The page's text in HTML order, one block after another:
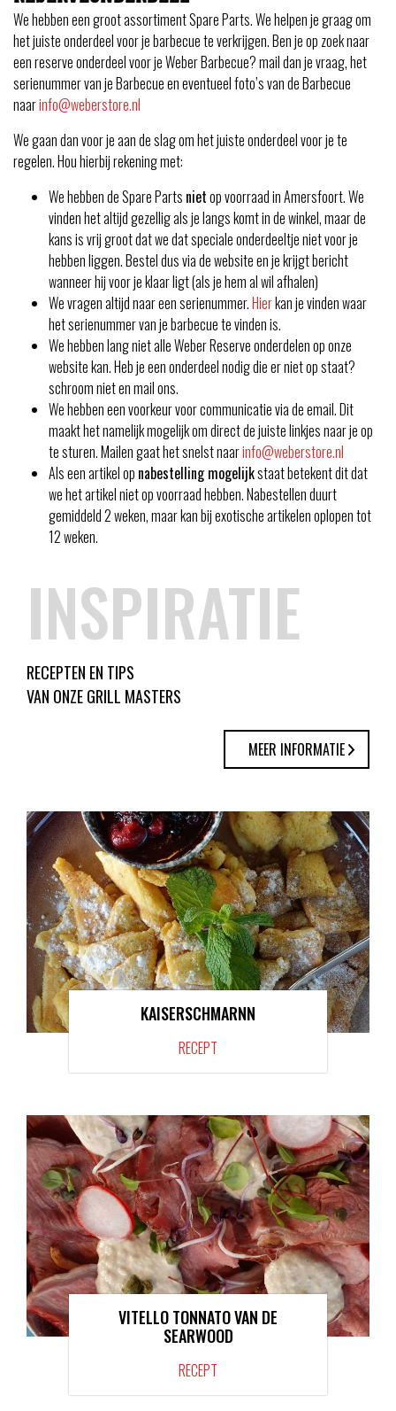
We hebben een groot assortiment Spare Parts. We helpen je graag om
het juiste onderdeel voor je barbecue te verkrijgen. Ben je op zoek naar
een reserve onderdeel voor je Weber Barbecue? mail dan je vraag, het
serienummer van je Barbecue en eventueel foto’s van de Barbecue
naarinfo@weberstore.nl
We gaan dan voor je aan de slag om het juiste onderdeel voor je te
regelen. Hou hierbij rekening met:
We hebben de Spare Parts nietop voorraad in Amersfoort. We
vinden het altijd gezellig als je langs komt in de winkel, maar de
kans is vrij groot dat we dat speciale onderdeeltje niet voor je
hebben liggen. Bestel dus via de website en je krijgt bericht
wanneer hij voor je klaar ligt (als je hem al wil afhalen)
We vragen altijd naar een serienummer.Hierkan je vinden waar
het serienummer van je barbecue te vinden is.
We hebben lang niet alle Weber Reserve onderdelen op onze
website kan. Heb je een onderdeel nodig die er niet op staat?
schroom niet en mail ons.
We hebben een voorkeur voor communicatie via de email. Dit
maakt het namelijk mogelijk om direct de juiste linkjes naar je op
te sturen. Mailen gaat het snelst naarinfo@weberstore.nl
Als een artikel op nabestelling mogelijkstaat betekent dit dat
we het artikel niet op voorraad hebben. Nabestellen duurt
gemiddeld 2 weken, maar kan bij exotische artikelen oplopen tot
12 weken.
INSPIRATIE
RECEPTEN EN TIPS
VAN ONZE GRILL MASTERS
MEER INFORMATIE
KAISERSCHMARNN
RECEPT
VITELLO TONNATO VAN DE
SEARWOOD
RECEPT